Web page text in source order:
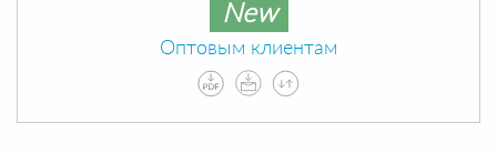
New
Оптовым клиентам